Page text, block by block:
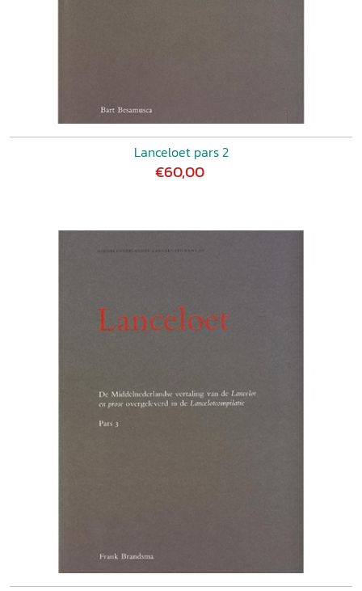
Lanceloet pars 2
€60,00